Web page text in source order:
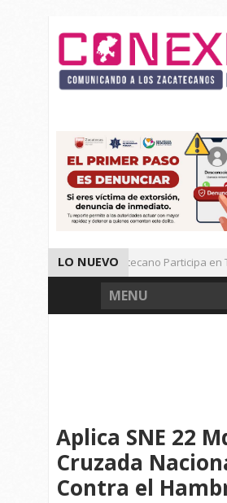
LO NUEVO
Universitario Zacatecano Participa en
Implementa SAMA Estrategia de
MENU
Aplica SNE 22
Cruzada
Contra el